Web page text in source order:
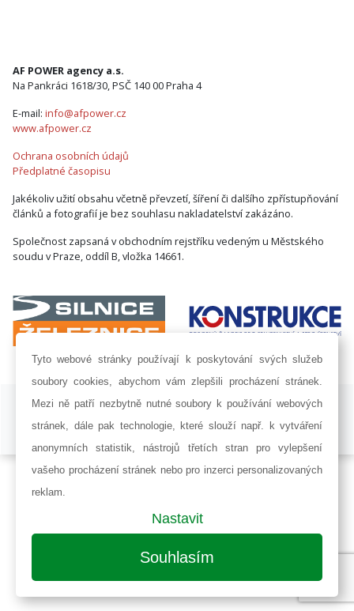
AF POWER agency a.s.
Na Pankráci 1618/30, PSČ 140 00 Praha 4
E-mail: info@afpower.cz
www.afpower.cz
Ochrana osobních údajů
Předplatné časopisu
Jakékoliv užití obsahu včetně převzetí, šíření či dalšího zpřístupňování
článků a fotografií je bez souhlasu nakladatelství zakázáno.
Společnost zapsaná v obchodním rejstříku vedeným u Městského
soudu v Praze, oddíl B, vložka 14661.
ISSN 1802-8535 © 2009 - 2026 AF POWER agency a.s. |
Nastavení
Developed by:
Railsformers s.r.o.
Tyto webové stránky používají k poskytování svých služeb
soubory cookies, abychom vám zlepšili procházení stránek.
Mezi ně patří nezbytně nutné soubory k používání webových
stránek, dále pak technologie, které slouží např. k vytváření
anonymních statistik, nástrojů třetích stran pro vylepšení
vašeho procházení stránek nebo pro inzerci personalizovaných
reklam.
Nastavit
Souhlasím